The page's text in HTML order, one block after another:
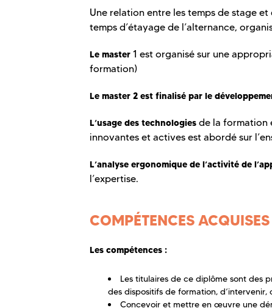
Une relation entre les temps de stage
temps d’étayage de l’alternance,
Le master 1 est organisé sur une
formation)
Le master 2 est finalisé par le
L’usage des technologies de la formation
innovantes et actives est abordé sur
L’analyse ergonomique de l’activité de
l’expertise.
COMPÉTENCES ACQUISES
Les compétences :
Les titulaires de ce diplôme sont des
des dispositifs de formation,
Concevoir et mettre en œuvre une